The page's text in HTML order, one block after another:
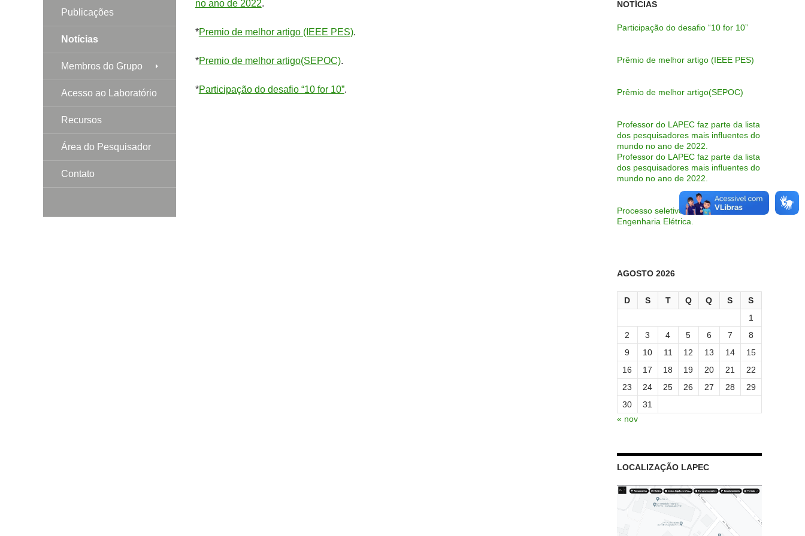
no ano de 2022.
*Premio de melhor artigo (IEEE PES).
*Premio de melhor artigo(SEPOC).
*Participação do desafio “10 for 10”.
NOTÍCIAS
Participação do desafio “10 for 10”
Prêmio de melhor artigo (IEEE PES)
Prêmio de melhor artigo(SEPOC)
Professor do LAPEC faz parte da lista
dos pesquisadores mais influentes do
mundo no ano de 2022.
Professor do LAPEC faz parte da lista
dos pesquisadores mais influentes do
mundo no ano de 2022.
Processo seletivo do Mestrado em
Engenharia Elétrica.
AGOSTO 2026
D S T Q Q S
S
1
2
3 4 5 6 7
8
9
10 11 12 13 14
15
16
17 18 19 20 21
22
23
24 25 26 27 28
29
30
31
« nov
LOCALIZAÇÃO LAPEC
Publicações
Notícias
Membros do Grupo
Acesso ao Laboratório
Recursos
Área do Pesquisador
Contato